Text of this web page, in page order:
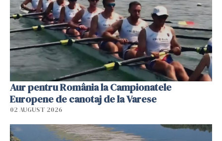
Aur pentru România la Campionatele
Europene de canotaj de la Varese
02 AUGUST 2026